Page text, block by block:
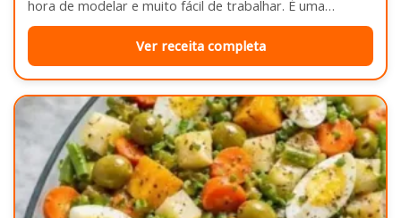
hora de modelar e muito fácil de trabalhar. É uma…
Ver receita completa